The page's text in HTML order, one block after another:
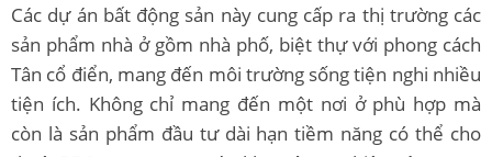
Các dự án bất động sản này cung cấp ra thị trường các
sản phẩm nhà ở gồm nhà phố, biệt thự với phong cách
Tân cổ điển, mang đến môi trường sống tiện nghi nhiều
tiện ích. Không chỉ mang đến một nơi ở phù hợp mà
còn là sản phẩm đầu tư dài hạn tiềm năng có thể cho